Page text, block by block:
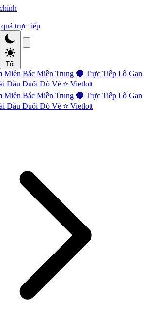
quả trực tiếp
Tối
Miền Bắc Miền Trung 🔴 Trực Tiếp Lô Gan
Đầu Đuôi Dò Vé ⭐ Vietlott
Miền Bắc Miền Trung 🔴 Trực Tiếp Lô Gan
Đầu Đuôi Dò Vé ⭐ Vietlott